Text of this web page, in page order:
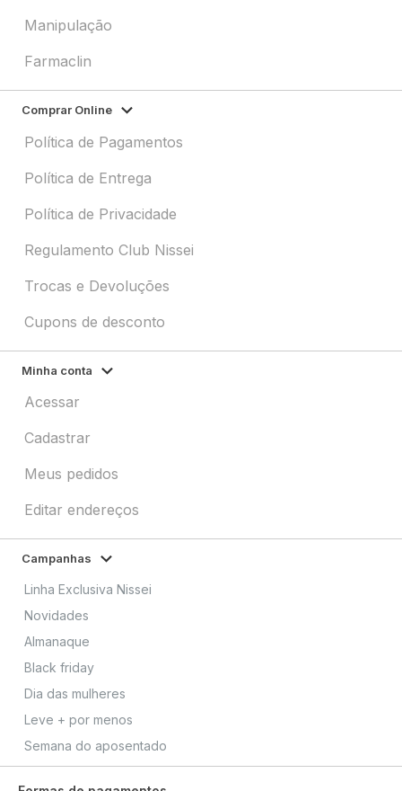
Manipulação
Farmaclin
Comprar Online
Política de Pagamentos
Política de Entrega
Política de Privacidade
Regulamento Club Nissei
Trocas e Devoluções
Cupons de desconto
Minha conta
Acessar
Cadastrar
Meus pedidos
Editar endereços
Campanhas
Linha Exclusiva Nissei
Novidades
Almanaque
Black friday
Dia das mulheres
Leve + por menos
Semana do aposentado